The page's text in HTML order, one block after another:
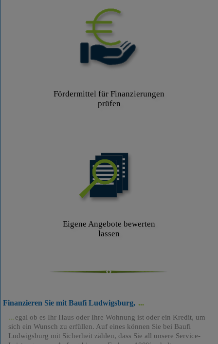
Fördermittel für Finanzierungen
prüfen
Eigene Angebote bewerten
lassen
Finanzieren Sie mit Baufi Ludwigsburg,
egal ob es Ihr Haus oder Ihre Wohnung ist oder ein Kredit, um
sich ein Wunsch zu erfüllen. Auf eines können Sie bei Baufi
Ludwigsburg mit Sicherheit zählen, dass Sie all unsere Service-